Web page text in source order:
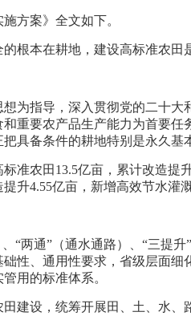
方案》全文如下。
根本在耕地，建设高标准农
为指导，深入贯彻党的二十
重要农产品生产能力为首要
具备条件的耕地特别是永久
准农田13.5亿亩，累计改造
升4.55亿亩，新增高效节水灌溉
、“两通”（通水通路）、“三
性、通用性要求，省级层面
用的标准体系。
田建设，统筹开展田、土、水